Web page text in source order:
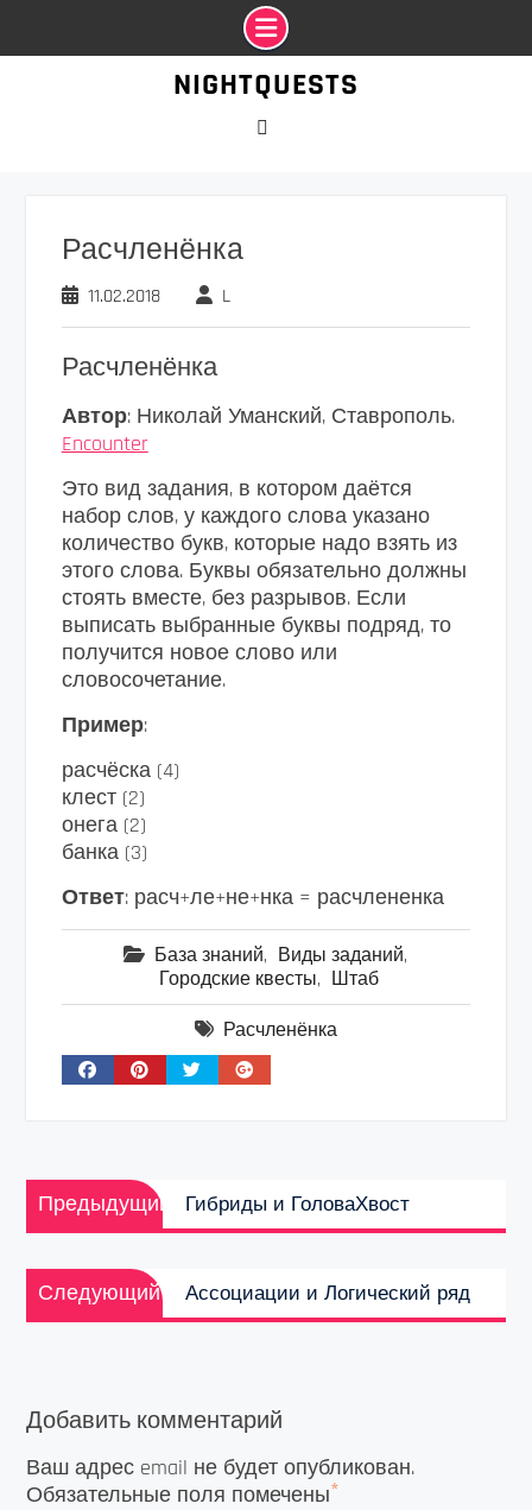
NIGHTQUESTS
Расчленёнка
11.02.2018 L
Расчленёнка
Автор: Николай Уманский, Ставрополь.
Encounter
Это вид задания, в котором даётся
набор слов, у каждого слова указано
количество букв, которые надо взять из
этого слова. Буквы обязательно должны
стоять вместе, без разрывов. Если
выписать выбранные буквы подряд, то
получится новое слово или
словосочетание.
Пример:
расчёска (4)
клест (2)
онега (2)
банка (3)
Ответ: расч+ле+не+нка = расчлененка
База знаний, Виды заданий,
Городские квесты, Штаб
Расчленёнка
Навигация
по
записям
Предыдущий
Предыдущая
запись:
Гибриды и ГоловаХвост
Следующий
Следующая
запись:
Ассоциации и Логический ряд
Добавить комментарий
Ваш адрес email не будет опубликован.
Обязательные поля помечены*